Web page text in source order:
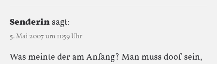
Senderinsagt:
5. Mai 2007 um 11:59 Uhr
Was meinte der am Anfang? Man muss doof sein,